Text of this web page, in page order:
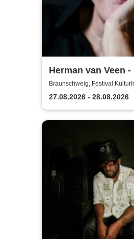
Herman van Veen -
2026
Braunschweig, Festival
Braunschweig
27.08.2026 - 28.08.2026